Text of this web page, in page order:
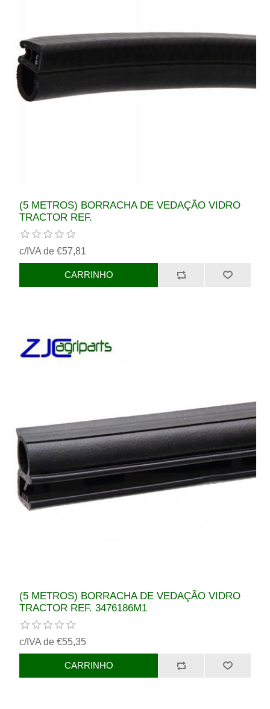
(5 METROS) BORRACHA DE VEDAÇÃO VIDRO
TRACTOR REF.
c/IVA de €57,81
(5 METROS) BORRACHA DE VEDAÇÃO VIDRO
TRACTOR REF. 3476186M1
c/IVA de €55,35